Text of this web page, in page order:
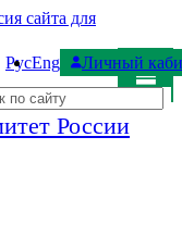
сайта для
России
РусEng
Личный
по сайту